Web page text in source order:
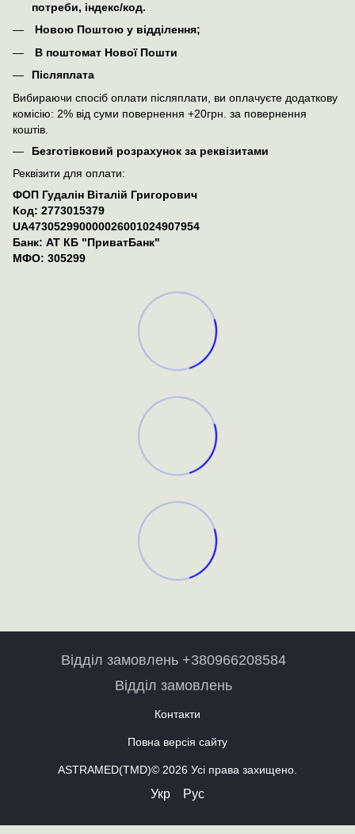
потреби, індекс/код.
Новою Поштою у відділення;
В поштомат Нової Пошти
Післяплата
Вибираючи спосіб оплати післяплати, ви оплачуєте додаткову
комісію: 2% від суми повернення +20грн. за повернення
коштів.
Безготівковий розрахунок за реквізитами
Реквізити для оплати:
ФОП Гудалін Віталій Григорович
Код: 2773015379
UA473052990000026001024907954
Банк: АТ КБ "ПриватБанк"
МФО: 305299
Відділ замовлень +380966208584
Відділ замовлень
Контакти
Повна версія сайту
ASTRAMED(TMD)© 2026 Усі права захищено.
Укр Рус